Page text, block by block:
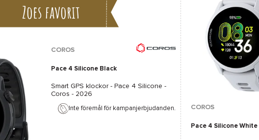
Zoes favorit
COROS
Pace 4 Silicone Black
Smart GPS klockor - Pace 4 Silicone -
Coros - 2026
Inte föremål för kampanjerbjudanden. COROS
Pace 4 Silicone White